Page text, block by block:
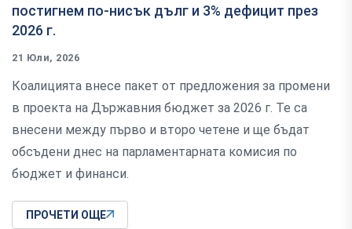
постигнем по-нисък дълг и 3% дефицит през
2026 г.
21 Юли, 2026
Коалицията внесе пакет от предложения за промени
в проекта на Държавния бюджет за 2026 г. Те са
внесени между първо и второ четене и ще бъдат
обсъдени днес на парламентарната комисия по
бюджет и финанси.
ПРОЧЕТИ ОЩЕ